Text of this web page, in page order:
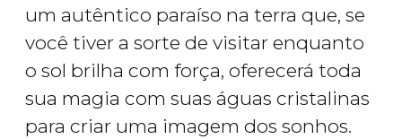
um autêntico paraíso na terra que, se
você tiver a sorte de visitar enquanto
o sol brilha com força, oferecerá toda
sua magia com suas águas cristalinas
para criar uma imagem dos sonhos.